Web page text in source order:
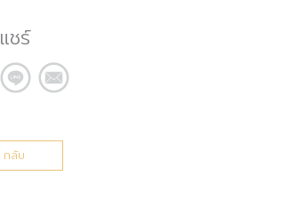
แชร์
กลับ